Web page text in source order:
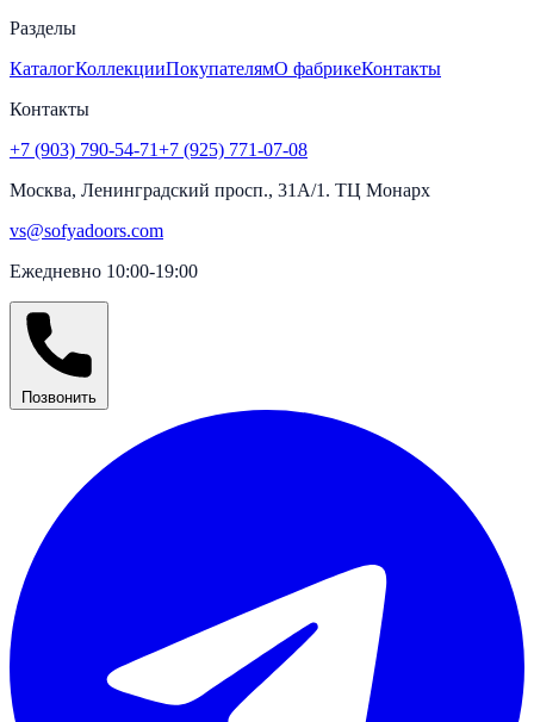
Разделы
КаталогКоллекцииПокупателямО фабрикеКонтакты
Контакты
+7 (903) 790-54-71+7 (925) 771-07-08
Москва, Ленинградский просп., 31А/1. ТЦ Монарх
vs@sofyadoors.com
Ежедневно 10:00-19:00
Позвонить